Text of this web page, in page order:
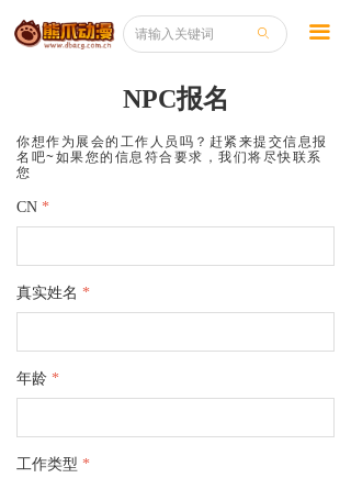
ꄙ 끀
NPC报名
你想作为展会的工作人员吗？赶紧来提交信息报
名吧~如果您的信息符合要求，我们将尽快联系
您
CN *
真实姓名 *
年龄 *
工作类型 *